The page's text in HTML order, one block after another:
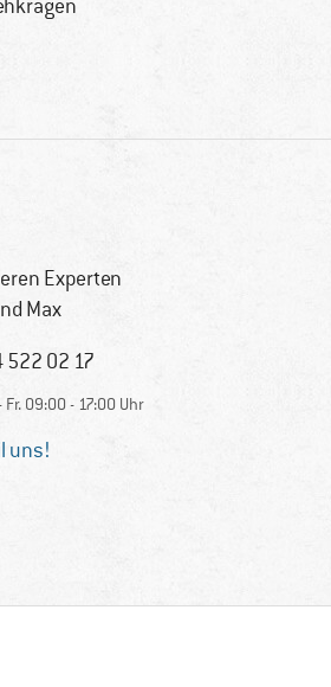
Experten
Max
522 02 17
Fr. 09:00 - 17:00 Uhr
uns!